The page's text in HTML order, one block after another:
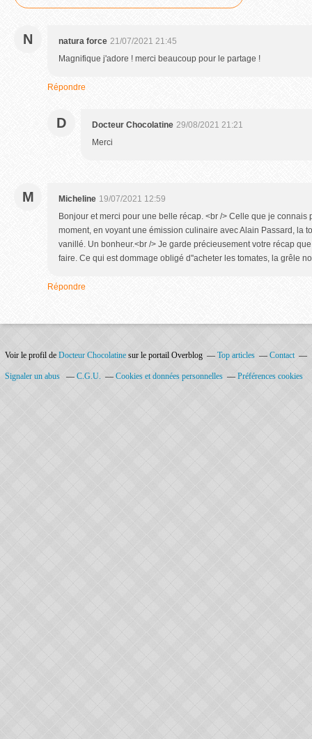
N natura force 21/07/2021 21:45
Magnifique j'adore ! merci beaucoup pour le partage !
Répondre
D Docteur Chocolatine 29/08/2021 21:21
Merci
M Micheline 19/07/2021 12:59
Bonjour et merci pour une belle récap. <br /> Celle que je connais
moment, en voyant une émission culinaire avec Alain Passard, la
vanillé. Un bonheur.<br /> Je garde précieusement votre récap
faire. Ce qui est dommage obligé d''acheter les tomates, la grêle
Répondre
Voir le profil de Docteur Chocolatine sur le portail Overblog Top articles Contact
Signaler un abus C.G.U. Cookies et données personnelles Préférences cookies